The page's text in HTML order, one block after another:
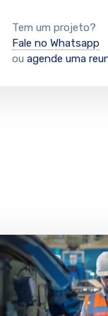
Tem um projeto?
Fale no Whatsapp
ou agende uma